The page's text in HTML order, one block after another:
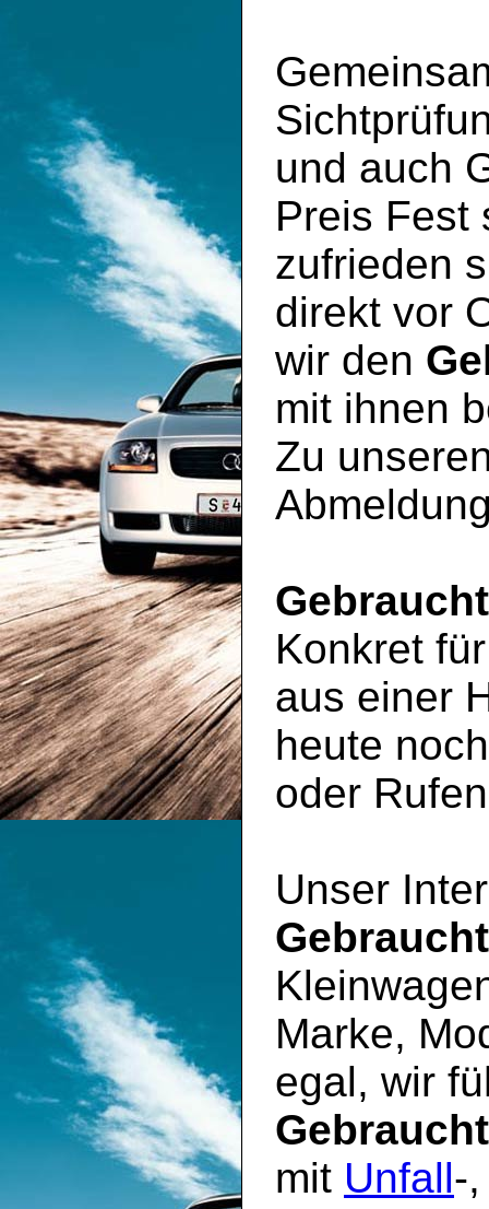
und auch
Preis Fest
zufrieden
direkt vor
wir den
mit ihnen
Zu
Konkret
aus einer
heute
oder
Unser
Marke,
egal, wir
mit Unfall-